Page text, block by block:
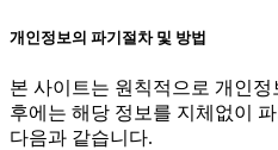
개인정보의 파기절차 및 방법
본 사이트는 원칙적으로 개인
후에는 해당 정보를 지체없이
다음과 같습니다.